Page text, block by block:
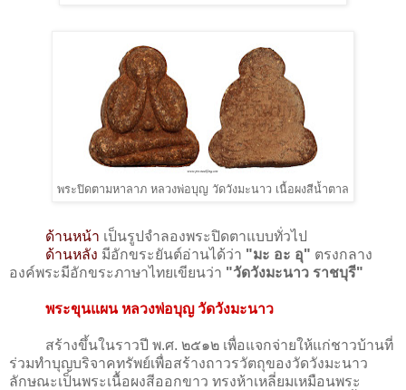
พระปิดตามหาลาภ หลวงพ่อบุญ วัดวังมะนาว เนื้อผงสีน้ำตาล
ด้านหน้า เป็นรูปจำลองพระปิดตาแบบทั่วไป
ด้านหลัง มีอักขระยันต์อ่านได้ว่า "มะ อะ อุ" ตรงกลาง
องค์พระมีอักขระภาษาไทยเขียนว่า "วัดวังมะนาว ราชบุรี"
พระขุนแผน หลวงพ่อบุญ วัดวังมะนาว
สร้างขึ้นในราวปี พ.ศ. ๒๕๑๒ เพื่อแจกจ่ายให้แก่ชาวบ้านที่
ร่วมทำบุญบริจาคทรัพย์เพื่อสร้างถาวรวัตถุของวัดวังมะนาว
ลักษณะเป็นพระเนื้อผงสีออกขาว ทรงห้าเหลี่ยมเหมือนพระ